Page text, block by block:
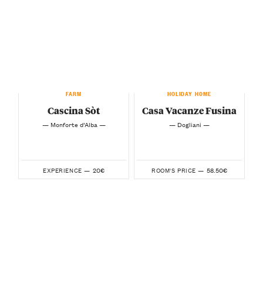
FARM
Cascina Sòt
— Monforte d’Alba —
EXPERIENCE — 20€
HOLIDAY HOME
Casa Vacanze Fusina
— Dogliani —
ROOM'S PRICE — 58.50€